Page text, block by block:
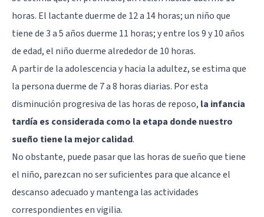
horas. El lactante duerme de 12 a 14 horas; un niño que
tiene de 3 a 5 años duerme 11 horas; y entre los 9 y 10 años
de edad, el niño duerme alrededor de 10 horas.
A partir de la adolescencia y hacia la adultez, se estima que
la persona duerme de 7 a 8 horas diarias. Por esta
disminución progresiva de las horas de reposo, la infancia
tardía es considerada como la etapa donde nuestro
sueño tiene la mejor calidad.
No obstante, puede pasar que las horas de sueño que tiene
el niño, parezcan no ser suficientes para que alcance el
descanso adecuado y mantenga las actividades
correspondientes en vigilia.